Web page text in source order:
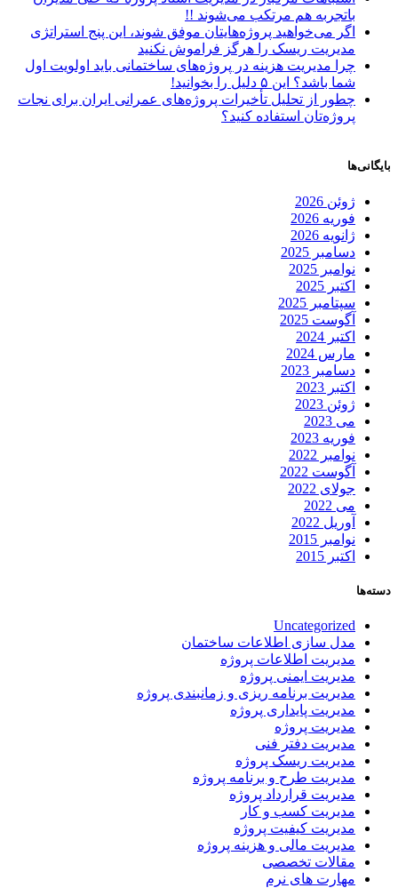
باتجربه هم مرتکب می‌شوند !!
اگر می‌خواهید پروژه‌هایتان موفق شوند، این پنج استراتژی
مدیریت ریسک را هرگز فراموش نکنید
چرا مدیریت هزینه در پروژه‌های ساختمانی باید اولویت اول
شما باشد؟ این ۵ دلیل را بخوانید!
چطور از تحلیل تأخیرات پروژه‌های عمرانی ایران برای نجات
پروژه‌تان استفاده کنید؟
بایگانی‌ها
ژوئن 2026
فوریه 2026
ژانویه 2026
دسامبر 2025
نوامبر 2025
اکتبر 2025
سپتامبر 2025
آگوست 2025
اکتبر 2024
مارس 2024
دسامبر 2023
اکتبر 2023
ژوئن 2023
می 2023
فوریه 2023
نوامبر 2022
آگوست 2022
جولای 2022
می 2022
آوریل 2022
نوامبر 2015
اکتبر 2015
دسته‌ها
Uncategorized
مدل سازی اطلاعات ساختمان
مدیریت اطلاعات پروژه
مدیریت ایمنی پروژه
مدیریت برنامه ریزی و زمانبندی پروژه
مدیریت پایداری پروژه
مدیریت پروژه
مدیریت دفتر فنی
مدیریت ریسک پروژه
مدیریت طرح و برنامه پروژه
مدیریت قرارداد پروژه
مدیریت کسب و کار
مدیریت کیفیت پروژه
مدیریت مالی و هزینه پروژه
مقالات تخصصی
مهارت های نرم